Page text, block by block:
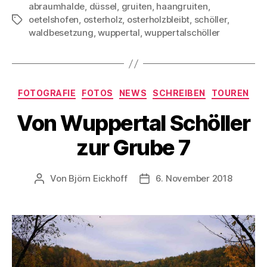
Schlagwörter
abraumhalde, düssel, gruiten, haangruiten,
oetelshofen, osterholz, osterholzbleibt, schöller,
waldbesetzung,wuppertal,wuppertalschöller
Kategorien
FOTOGRAFIE FOTOS NEWS SCHREIBEN TOUREN
Von Wuppertal Schöller
zur Grube 7
Beitragsautor
Von Björn Eickhoff Veröffentlichungsdatum
6. November 2018